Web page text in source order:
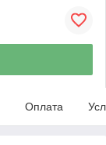
Оплата